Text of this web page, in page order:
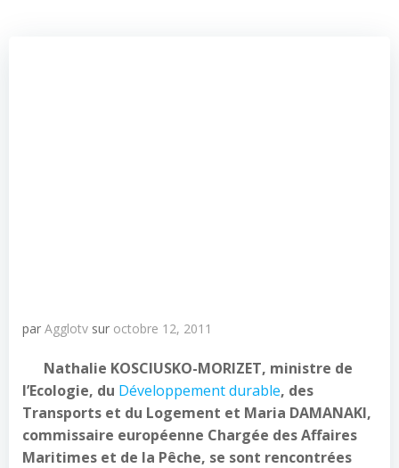
par Agglotv sur octobre 12, 2011
Nathalie KOSCIUSKO-MORIZET, ministre de
l’Ecologie, du Développement durable, des
Transports et du Logement et Maria DAMANAKI,
commissaire européenne Chargée des Affaires
Maritimes et de la Pêche, se sont rencontrées